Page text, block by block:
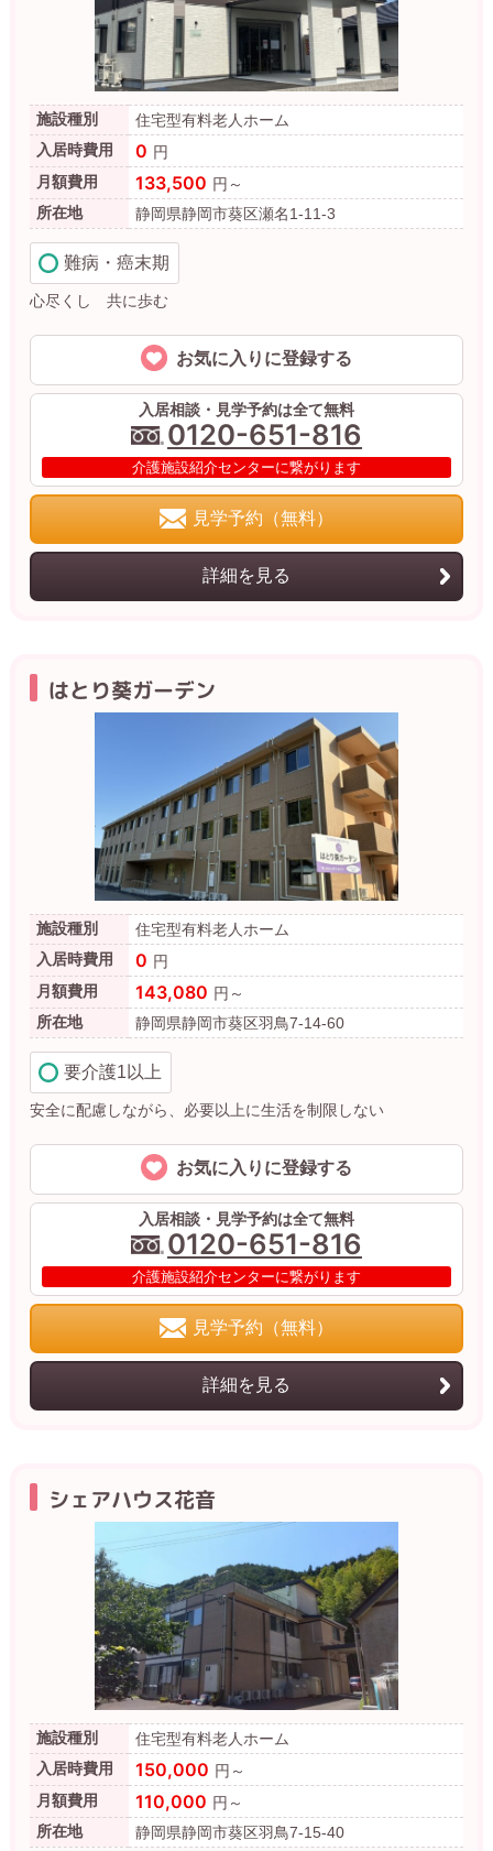
心尽くし 共に歩む
施設種別
住宅型有料老人ホーム
入居時費用
0 円
月額費用
133,500 円～
所在地
静岡県静岡市葵区瀬名1-11-3
難病・癌末期
お気に入りに登録する
入居相談・見学予約は全て無料
0120-651-816
介護施設紹介センターに繋がります
見学予約（無料）
詳細を見る
はとり葵ガーデン
安全に配慮しながら、必要以上に生活を制限しない
施設種別
住宅型有料老人ホーム
入居時費用
0 円
月額費用
143,080 円～
所在地
静岡県静岡市葵区羽鳥7-14-60
要介護1以上
お気に入りに登録する
入居相談・見学予約は全て無料
0120-651-816
介護施設紹介センターに繋がります
見学予約（無料）
詳細を見る
シェアハウス花音
施設種別
住宅型有料老人ホーム
入居時費用
150,000 円～
月額費用
110,000 円～
所在地
静岡県静岡市葵区羽鳥7-15-40